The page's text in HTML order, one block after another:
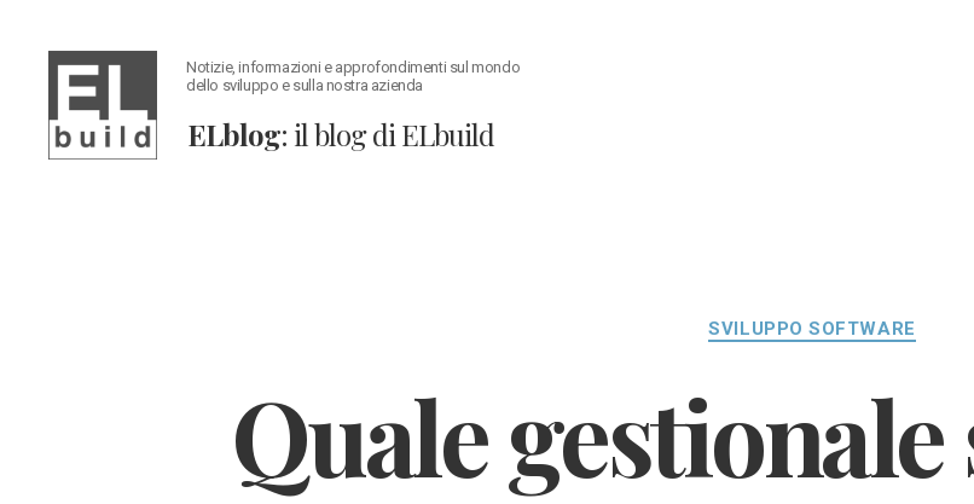
Notizie, informazioni e approfondimenti sul mondo
dello sviluppo e sulla nostra azienda
ELblog: il blog di ELbuild
Categorie
SVILUPPO SOFTWARE
Quale